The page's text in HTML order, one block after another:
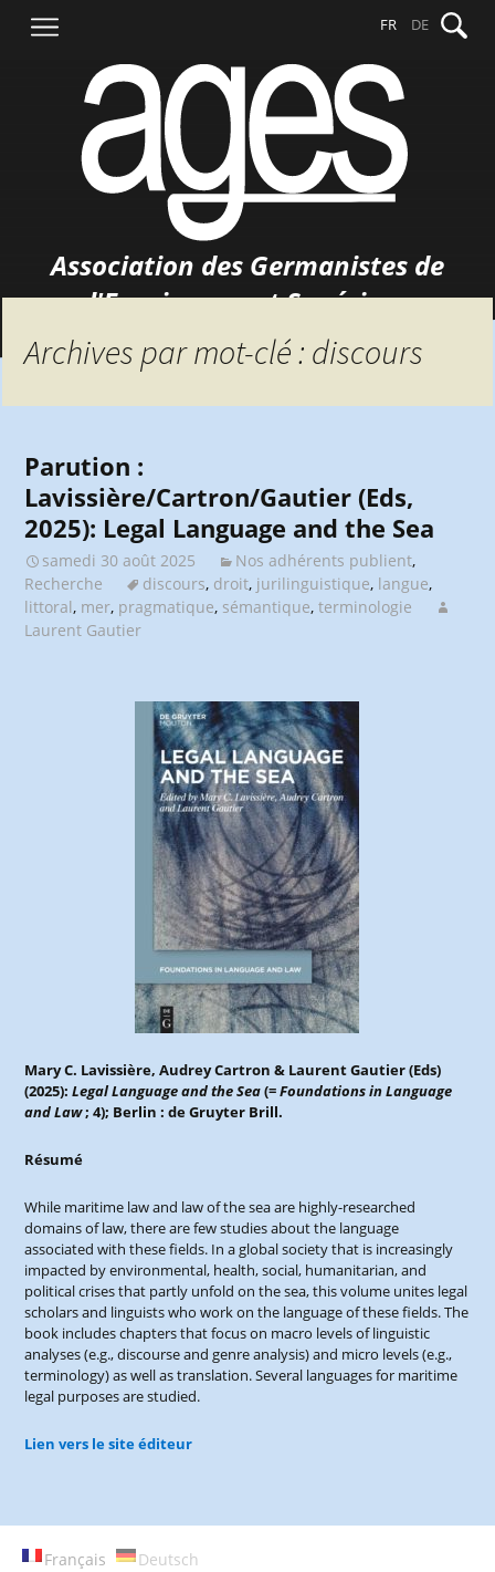
contenu
FR DE
Association des Germanistes de
l'Enseignement Supérieur
Archives par mot-clé : discours
Parution :
Lavissière/Cartron/Gautier (Eds,
2025): Legal Language and the Sea
samedi 30 août 2025 Nos adhérents publient,
Recherche
discours, droit, jurilinguistique, langue,
littoral, mer, pragmatique, sémantique,terminologie
Laurent Gautier
Mary C. Lavissière, Audrey Cartron & Laurent Gautier (Eds)
(2025):Legal Language and the Sea(=Foundations in Language
and Law; 4); Berlin : de Gruyter Brill.
Résumé
While maritime law and law of the sea are highly-researched
domains of law, there are few studies about the language
associated with these fields. In a global society that is increasingly
impacted by environmental, health, social, humanitarian, and
political crises that partly unfold on the sea, this volume unites legal
scholars and linguists who work on the language of these fields. The
book includes chapters that focus on macro levels of linguistic
analyses (e.g., discourse and genre analysis) and micro levels (e.g.,
terminology) as well as translation. Several languages for maritime
legal purposes are studied.
Lien vers le site éditeur
Français Deutsch